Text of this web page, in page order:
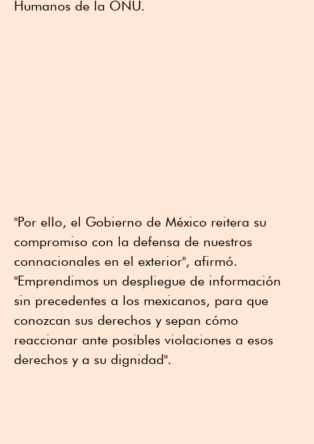
Humanos de la ONU.
"Por ello, el Gobierno de México reitera su
compromiso con la defensa de nuestros
connacionales en el exterior", afirmó.
"Emprendimos un despliegue de información
sin precedentes a los mexicanos, para que
conozcan sus derechos y sepan cómo
reaccionar ante posibles violaciones a esos
derechos y a su dignidad".